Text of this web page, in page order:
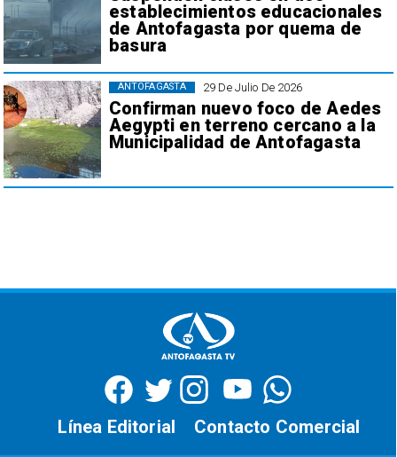
establecimientos educacionales
de Antofagasta por quema de
basura
29 De Julio De 2026
Confirman nuevo foco de Aedes
Aegypti en terreno cercano a la
Municipalidad de Antofagasta
ANTOFAGASTA
Contacto Comercial
Línea Editorial